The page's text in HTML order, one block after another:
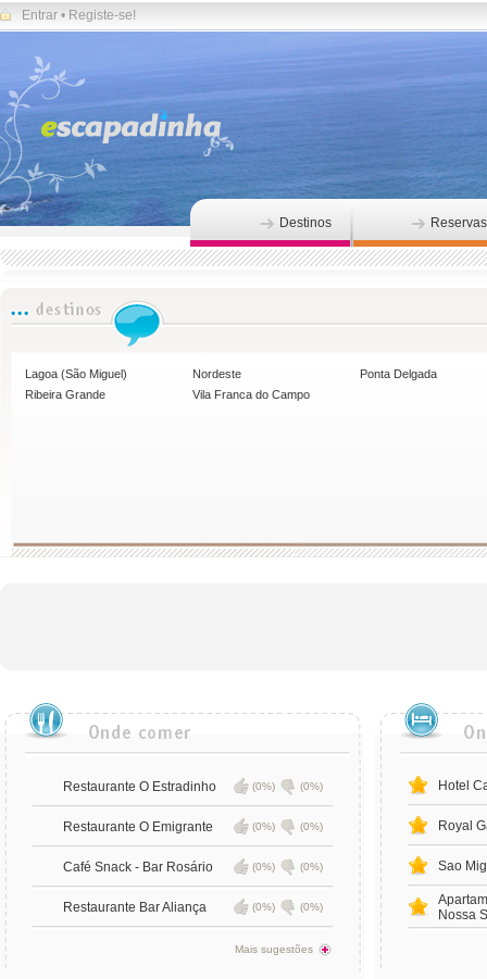
Entrar • Registe-se!
Destinos Reservas
Lagoa (São Miguel) Nordeste
Ponta Delgada
Ribeira Grande
Vila Franca do Campo
Restaurante O Estradinho (0%) (0%)
Restaurante O Emigrante (0%) (0%)
Café Snack - Bar Rosário (0%) (0%)
Restaurante Bar Aliança (0%) (0%)
Mais sugestões
Hotel
Royal
Sao
Nossa